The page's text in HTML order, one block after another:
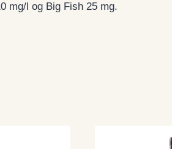
mg/l og Big Fish 25 mg.